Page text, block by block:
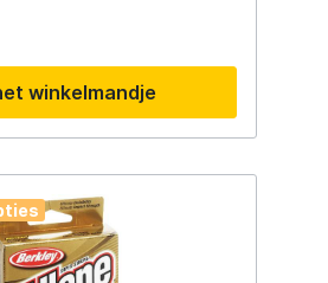
optimale houvast. De
punt.
winkelmandje